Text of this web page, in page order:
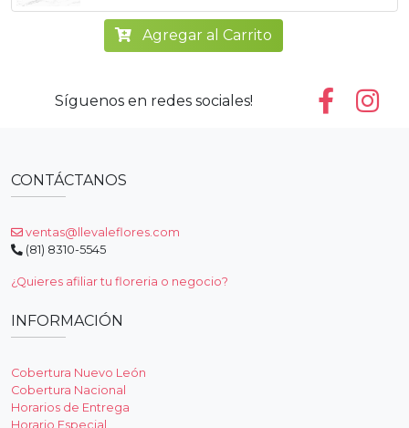
Agregar al Carrito
Síguenos en redes sociales!
CONTÁCTANOS
ventas@llevaleflores.com
(81) 8310-5545
¿Quieres afiliar tu floreria o negocio?
INFORMACIÓN
Cobertura Nuevo León
Cobertura Nacional
Horarios de Entrega
Horario Especial